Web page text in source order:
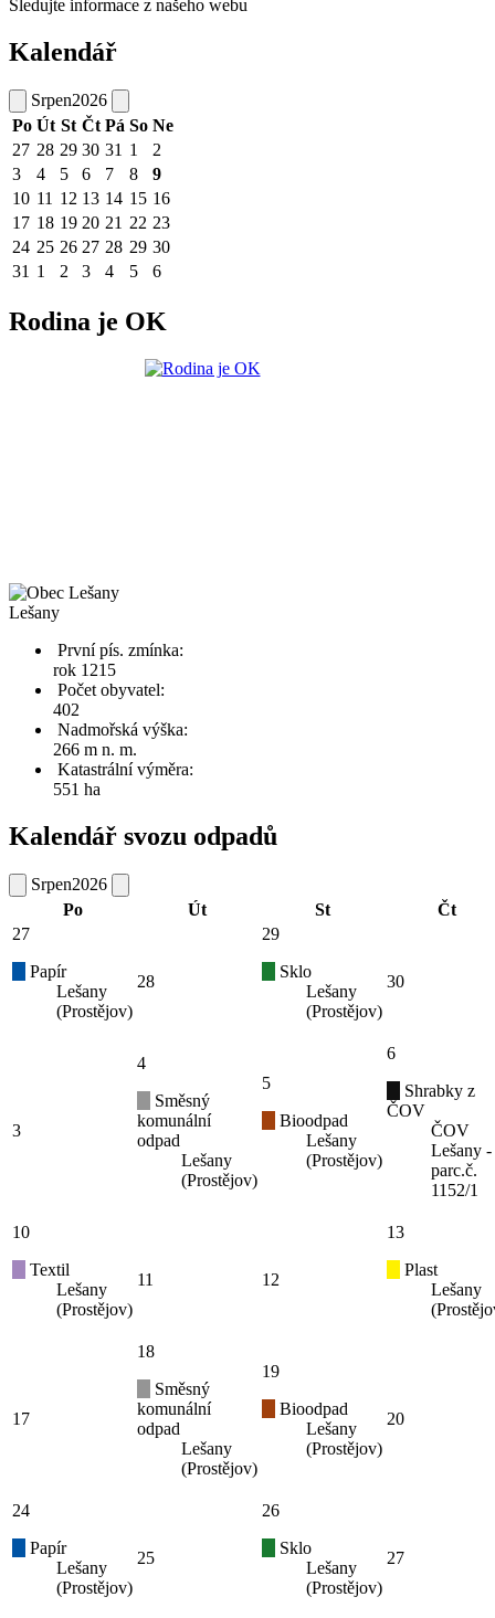
Sledujte informace z našeho webu
Kalendář
Srpen2026
Po Út St Čt Pá So Ne
27 28 29 30 31 1
2
3
4 5 6 7 8
9
10 11 12 13 14 15 16
17 18 19 20 21 22 23
24 25 26 27 28 29 30
31 1 2 3 4 5 6
Rodina je OK
Lešany
První pís. zmínka:
rok 1215
Počet obyvatel:
402
Nadmořská výška:
266 m n. m.
Katastrální výměra:
551 ha
Kalendář svozu odpadů
Srpen2026
Po
Út St
Čt
27
Papír
Lešany
(Prostějov)
28
29
Sklo
Lešany
(Prostějov)
30
3
4
Směsný
komunální
odpad
Lešany
(Prostějov)
5
Bioodpad
Lešany
(Prostějov)
6
Shrabky z
ČOV
ČOV
Lešany -
parc.č.
1152/1
10
Textil
Lešany
(Prostějov)
11 12
13
Plast
Lešany
17
18
Směsný
komunální
odpad
Lešany
(Prostějov)
19
Bioodpad
Lešany
(Prostějov)
20
24
Papír
Lešany
(Prostějov)
25
26
Sklo
Lešany
(Prostějov)
27